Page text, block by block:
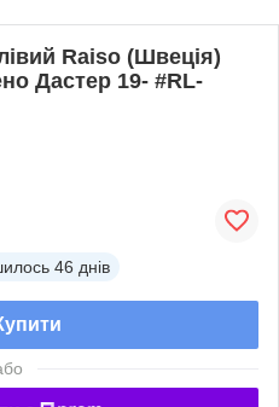
Raiso (Швеція)
Дастер 19- #RL-
46 днів